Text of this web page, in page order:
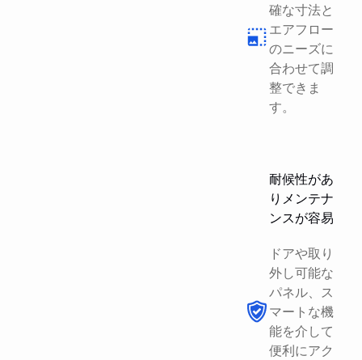
確な寸法と
エアフロー
のニーズに
合わせて調
整できま
す。
耐候性があ
りメンテナ
ンスが容易
ドアや取り
外し可能な
パネル、ス
マートな機
能を介して
便利にアク